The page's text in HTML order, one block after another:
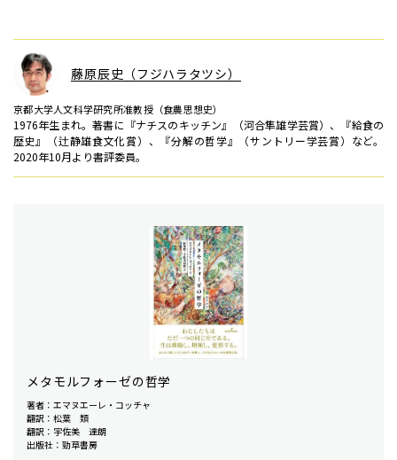
藤原辰史（フジハラタツシ）
京都大学人文科学研究所准教授（食農思想史）
1976年生まれ。著書に『ナチスのキッチン』（河合隼雄学芸賞）、『給食の
歴史』（辻静雄食文化賞）、『分解の哲学』（サントリー学芸賞）など。
2020年10月より書評委員。
メタモルフォーゼの哲学
著者：エマヌエーレ・コッチャ
翻訳：松葉 類
翻訳：宇佐美 達朗
出版社：勁草書房